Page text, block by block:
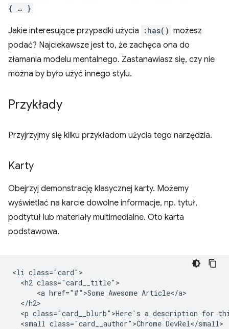
{ … }
Jakie interesujące przypadki użycia :has() możesz
podać? Najciekawsze jest to, że zachęca ona do
złamania modelu mentalnego. Zastanawiasz się, czy nie
można by było użyć innego stylu.
Przykłady
Przyjrzyjmy się kilku przykładom użycia tego narzędzia.
Karty
Obejrzyj demonstrację klasycznej karty. Możemy
wyświetlać na karcie dowolne informacje, np. tytuł,
podtytuł lub materiały multimedialne. Oto karta
podstawowa.
<li class="card">
  <h2 class="card__title">
      <a href="#">Some Awesome Article</a>
  </h2>
<p class="card__blurb">Here's a description for
  <small class="card__author">Chrome DevRel</small>